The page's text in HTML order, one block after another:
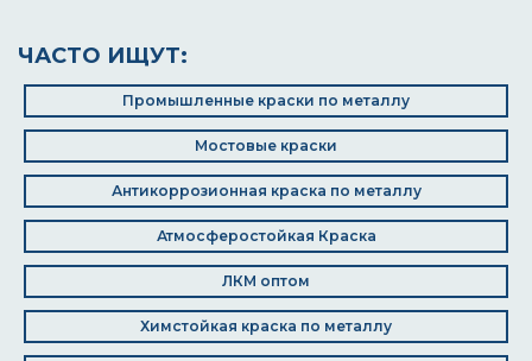
ЧАСТО ИЩУТ:
Промышленные краски по металлу
Мостовые краски
Антикоррозионная краска по металлу
Атмосферостойкая Краска
ЛКМ оптом
Химстойкая краска по металлу